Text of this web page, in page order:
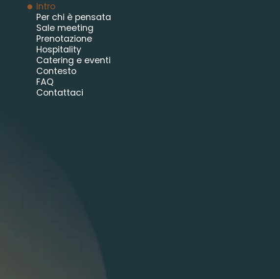
Intro
Per chi è pensata
Sale meeting
Prenotazione
Hospitality
Catering e eventi
Contesto
FAQ
Contattaci